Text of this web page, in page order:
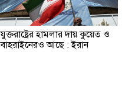
যুক্তরাষ্ট্রের হামলার দায় কুয়েত ও
বাহরাইনেরও আছে : ইরান